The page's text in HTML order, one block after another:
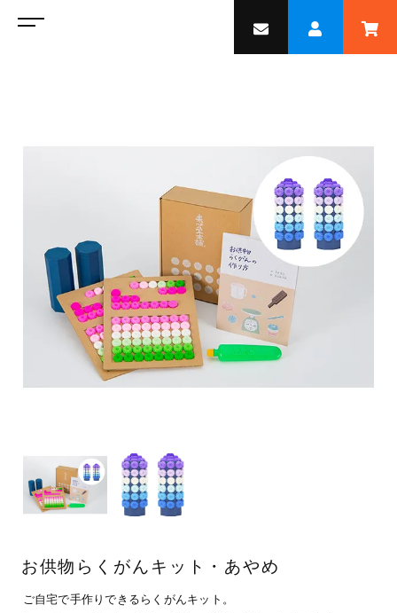
お供物らくがんキット・あやめ
ご自宅で手作りできるらくがんキット。